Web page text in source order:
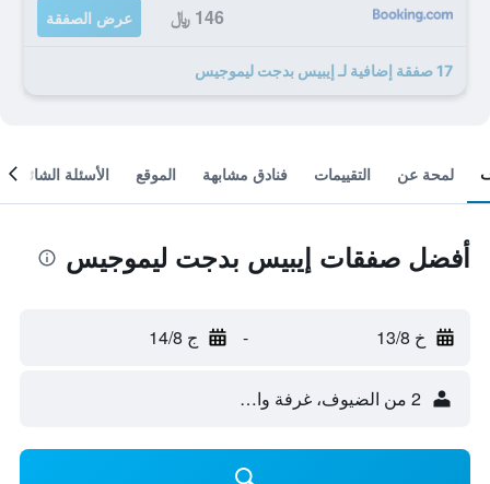
146 ﷼ عرض الصفقة
17 صفقة إضافية لـ إيبيس بدجت ليموجيس
لمحة عن التقييمات فنادق مشابهة الموقع الأسئلة الشائعة
أفضل صفقات إيبيس بدجت ليموجيس
خ 13/8 - ج 14/8
2 من الضيوف، غرفة واحدة